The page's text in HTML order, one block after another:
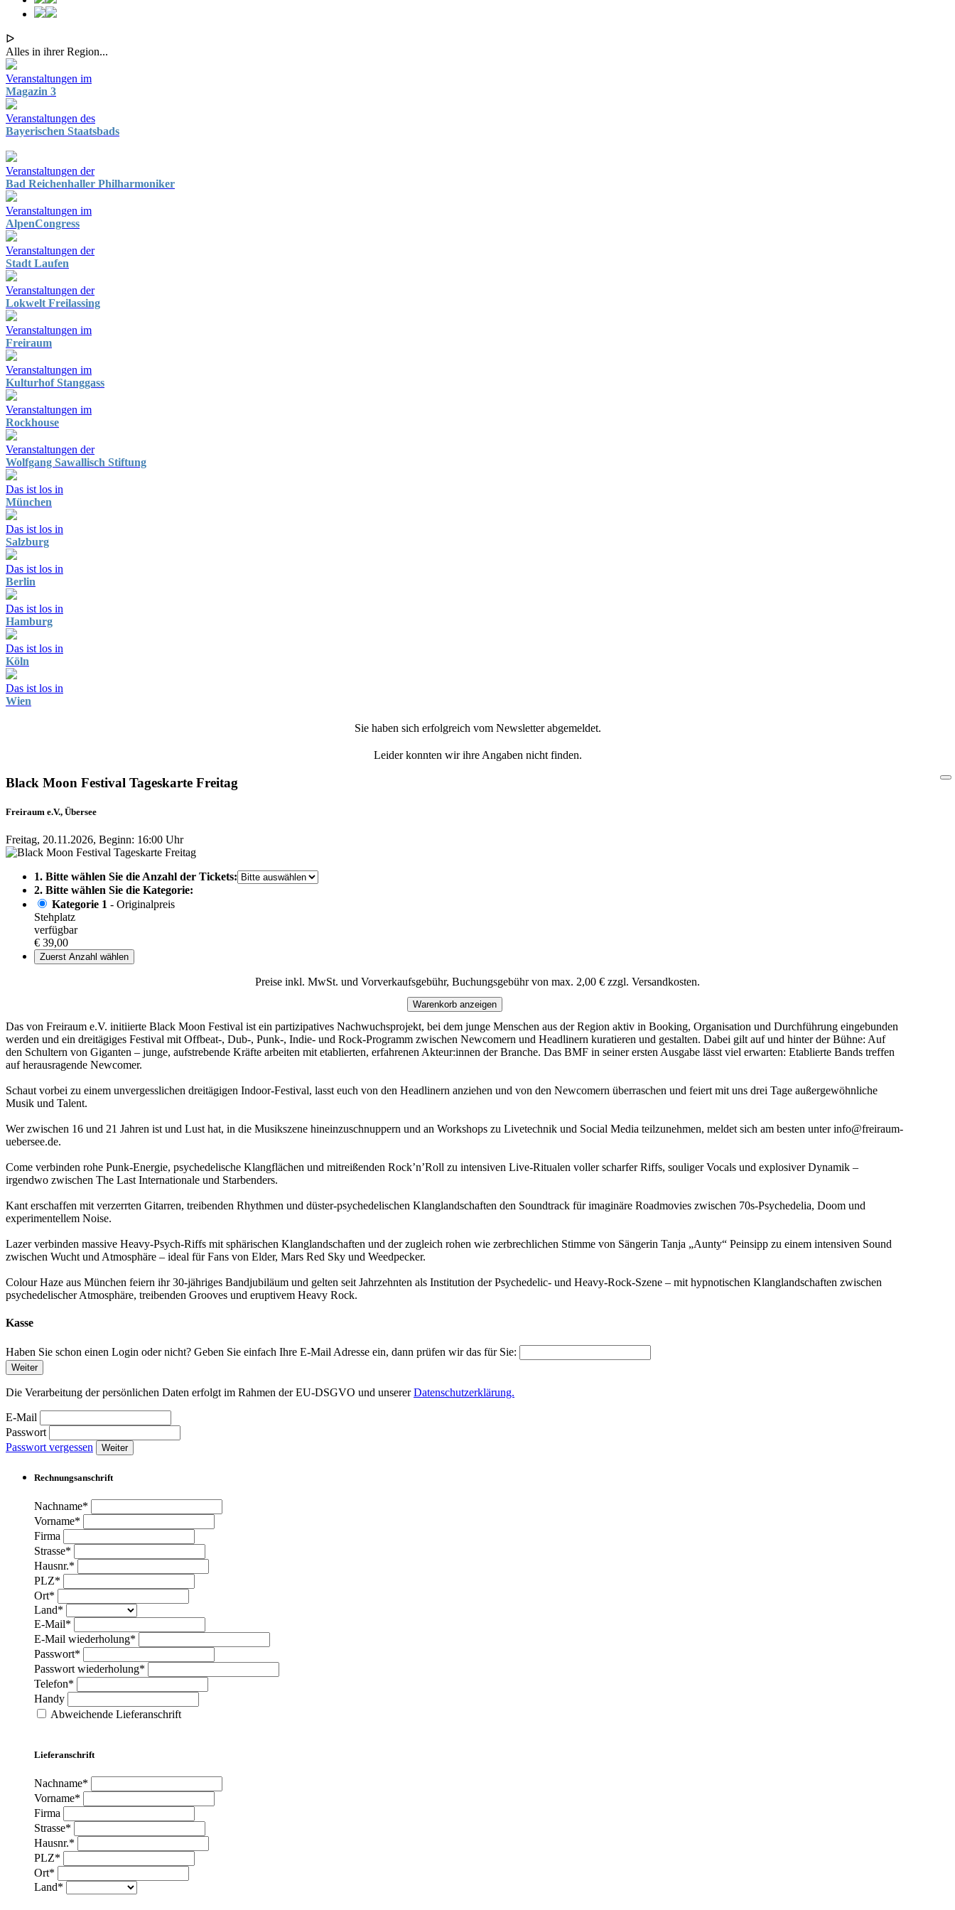
ᐅ
Alles in ihrer Region...
Veranstaltungen im
Magazin 3
Veranstaltungen des
Bayerischen Staatsbads
Veranstaltungen der
Bad Reichenhaller Philharmoniker
Veranstaltungen im
AlpenCongress
Veranstaltungen der
Stadt Laufen
Veranstaltungen der
Lokwelt Freilassing
Veranstaltungen im
Freiraum
Veranstaltungen im
Kulturhof Stanggass
Veranstaltungen im
Rockhouse
Veranstaltungen der
Wolfgang Sawallisch Stiftung
Das ist los in
München
Das ist los in
Salzburg
Das ist los in
Berlin
Das ist los in
Hamburg
Das ist los in
Köln
Das ist los in
Wien
Sie haben sich erfolgreich vom Newsletter abgemeldet.
Leider konnten wir ihre Angaben nicht finden.
Black Moon Festival Tageskarte Freitag
Freiraum e.V., Übersee
Freitag, 20.11.2026, Beginn: 16:00 Uhr
1. Bitte wählen Sie die Anzahl der Tickets:
2. Bitte wählen Sie die Kategorie:
Kategorie 1 - Originalpreis
Stehplatz
verfügbar
€ 39,00
Zuerst Anzahl wählen
Preise inkl. MwSt. und Vorverkaufsgebühr, Buchungsgebühr von max. 2,00 € zzgl. Versandkosten.
Warenkorb anzeigen
Das von Freiraum e.V. initiierte Black Moon Festival ist ein partizipatives Nachwuchsprojekt, bei dem junge Menschen aus der Region aktiv in Booking, Organisation und Durchführung eingebunden
werden und ein dreitägiges Festival mit Offbeat-, Dub-, Punk-, Indie- und Rock-Programm zwischen Newcomern und Headlinern kuratieren und gestalten. Dabei gilt auf und hinter der Bühne: Auf
den Schultern von Giganten – junge, aufstrebende Kräfte arbeiten mit etablierten, erfahrenen Akteur:innen der Branche. Das BMF in seiner ersten Ausgabe lässt viel erwarten: Etablierte Bands treffen
auf herausragende Newcomer.
Schaut vorbei zu einem unvergesslichen dreitägigen Indoor-Festival, lasst euch von den Headlinern anziehen und von den Newcomern überraschen und feiert mit uns drei Tage außergewöhnliche
Musik und Talent.
Wer zwischen 16 und 21 Jahren ist und Lust hat, in die Musikszene hineinzuschnuppern und an Workshops zu Livetechnik und Social Media teilzunehmen, meldet sich am besten unter info@freiraum-
uebersee.de.
Come verbinden rohe Punk-Energie, psychedelische Klangflächen und mitreißenden Rock’n’Roll zu intensiven Live-Ritualen voller scharfer Riffs, souliger Vocals und explosiver Dynamik –
irgendwo zwischen The Last Internationale und Starbenders.
Kant erschaffen mit verzerrten Gitarren, treibenden Rhythmen und düster-psychedelischen Klanglandschaften den Soundtrack für imaginäre Roadmovies zwischen 70s-Psychedelia, Doom und
experimentellem Noise.
Lazer verbinden massive Heavy-Psych-Riffs mit sphärischen Klanglandschaften und der zugleich rohen wie zerbrechlichen Stimme von Sängerin Tanja „Aunty“ Peinsipp zu einem intensiven Sound
zwischen Wucht und Atmosphäre – ideal für Fans von Elder, Mars Red Sky und Weedpecker.
Colour Haze aus München feiern ihr 30-jähriges Bandjubiläum und gelten seit Jahrzehnten als Institution der Psychedelic- und Heavy-Rock-Szene – mit hypnotischen Klanglandschaften zwischen
psychedelischer Atmosphäre, treibenden Grooves und eruptivem Heavy Rock.
Kasse
Haben Sie schon einen Login oder nicht? Geben Sie einfach Ihre E-Mail Adresse ein, dann prüfen wir das für Sie:
Weiter
Die Verarbeitung der persönlichen Daten erfolgt im Rahmen der EU-DSGVO und unsererDatenschutzerklärung.
E-Mail
Passwort
Passwort vergessen
Weiter
Rechnungsanschrift
Nachname*
Vorname*
Firma
Strasse*
Hausnr.*
PLZ*
Ort*
Land*
E-Mail*
E-Mail wiederholung*
Passwort*
Passwort wiederholung*
Telefon*
Handy
Abweichende Lieferanschrift
Lieferanschrift
Nachname*
Vorname*
Firma
Strasse*
Hausnr.*
PLZ*
Ort*
Land*